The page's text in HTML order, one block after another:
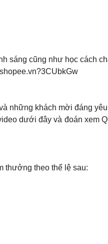
sáng cũng như học cách
những khách mời đáng
dưới đây và đoán xem
thưởng theo thể lệ sau: